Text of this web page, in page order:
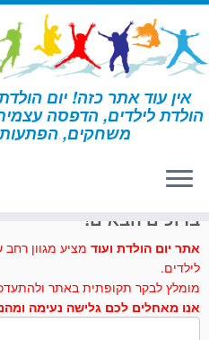
דלג
לתוכן
אין עוד אתר כזה! יום
הולדת לילדים, הדפסה
משחקים, דף הבית » מתכונים לעוגות וכיבוד »
ברוכים הבאים!
אתר יום הולדת ועוד מציע מגוון רחב
לילדים.
מומלץ לבקר תקופתית באתר
אנו מאחלים לכם גלישה נעימה